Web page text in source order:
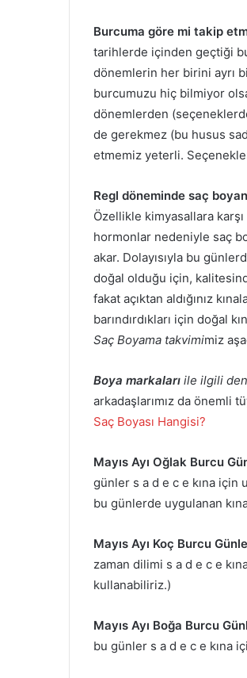
Burcuma göre mi takip
tarihlerde içinden geçtiği
dönemlerin her birini ayrı
burcumuzu hiç bilmiyor
dönemlerden
de gerekmez (bu husus
etmemiz yeterli.
Regl döneminde saç
Özellikle kimyasallara
hormonlar nedeniyle saç
akar. Dolayısıyla bu
doğal olduğu için,
fakat açıktan aldığınız
barındırdıkları için
Saç Boyama takvimimiz
Boya markaları ile ilgili
arkadaşlarımız da önemli
Saç Boyası Hangisi?
Mayıs Ayı Oğlak Burcu
günler s a d e c e kına için
bu günlerde uygulanan
Mayıs Ayı Koç Burcu
zaman dilimi s a d e c e
kullanabiliriz.)
Mayıs Ayı Boğa Burcu
bu günler s a d e c e kına